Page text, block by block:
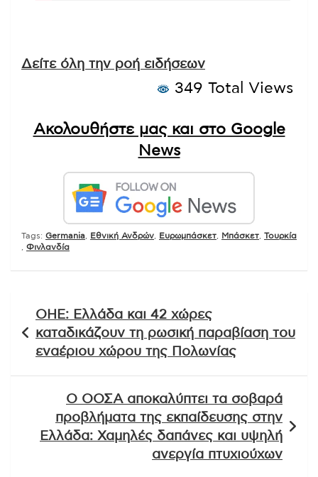
Δείτε όλη την ροή ειδήσεων
349 Total Views
Ακολουθήστε μας και στο Google
News
Tags: Germania Εθνική Ανδρών Ευρωμπάσκετ Μπάσκετ Τουρκία
Φινλανδία
άρθρων
ΟΗΕ: Ελλάδα και 42 χώρες
καταδικάζουν τη ρωσική παραβίαση του
εναέριου χώρου της Πολωνίας
Ο ΟΟΣΑ αποκαλύπτει τα σοβαρά
προβλήματα της εκπαίδευσης στην
Ελλάδα: Χαμηλές δαπάνες και υψηλή
ανεργία πτυχιούχων